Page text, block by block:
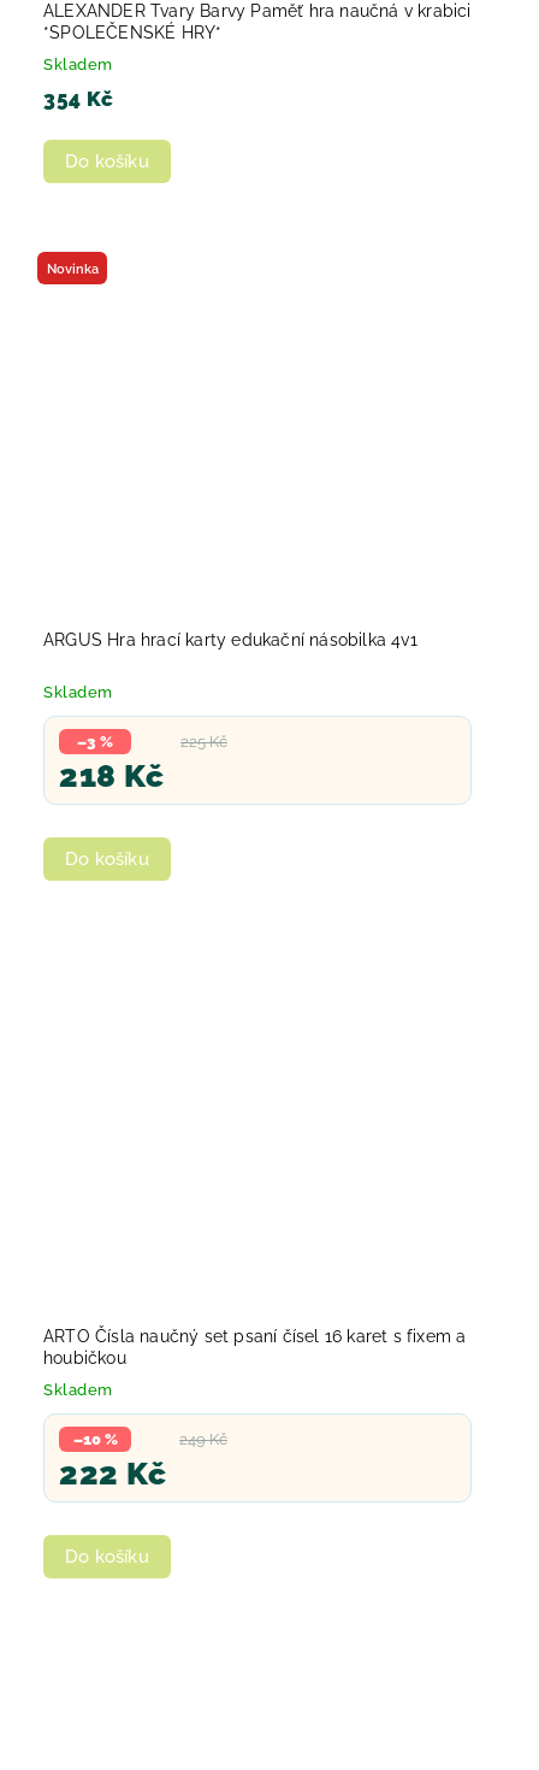
ALEXANDER Tvary Barvy Paměť hra naučná v krabici
*SPOLEČENSKÉ HRY*
Skladem
354 Kč
Do košíku
Novinka
ARGUS Hra hrací karty edukační násobilka 4v1
Skladem
225 Kč
–3 %
218 Kč
Do košíku
ARTO Čísla naučný set psaní čísel 16 karet s fixem a
houbičkou
Skladem
249 Kč
–10 %
222 Kč
Do košíku